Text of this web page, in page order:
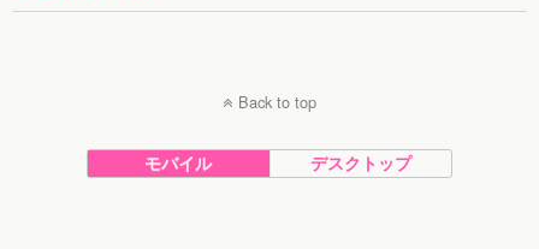
Back to top
モバイル デスクトップ